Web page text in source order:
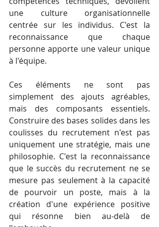
une culture organisationnelle
centrée sur les individus. C'est la
reconnaissance que chaque
personne apporte une valeur unique
à l'équipe.
Ces éléments ne sont pas
simplement des ajouts agréables,
mais des composants essentiels.
Construire des bases solides dans les
coulisses du recrutement n'est pas
uniquement une stratégie, mais une
philosophie. C'est la reconnaissance
que le succès du recrutement ne se
mesure pas seulement à la capacité
de pourvoir un poste, mais à la
création d'une expérience positive
qui résonne bien au-delà de